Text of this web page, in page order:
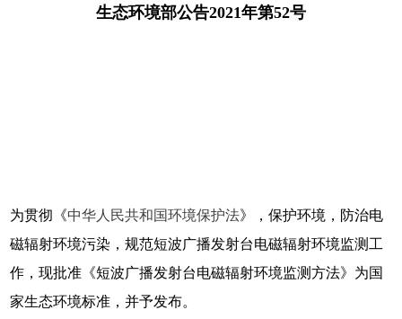
生态环境部公告2021年第52号
为贯彻《中华人民共和国环境保护法》，保护环境，防治电
磁辐射环境污染，规范短波广播发射台电磁辐射环境监测工
作，现批准《短波广播发射台电磁辐射环境监测方法》为国
家生态环境标准，并予发布。